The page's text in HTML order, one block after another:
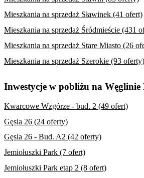
Mieszkania na sprzedaż Sławinek (41 ofert)
Mieszkania na sprzedaż Śródmieście (431
Mieszkania na sprzedaż Stare Miasto (26
Mieszkania na sprzedaż Szerokie (93 oferty)
Inwestycje w pobliżu na Węglinie
Kwarcowe Wzgórze - bud. 2 (49 ofert)
Gęsia 26 (24 oferty)
Gęsia 26 - Bud. A2 (42 oferty)
Jemiołuszki Park (7 ofert)
Jemiołuszki Park etap 2 (8 ofert)